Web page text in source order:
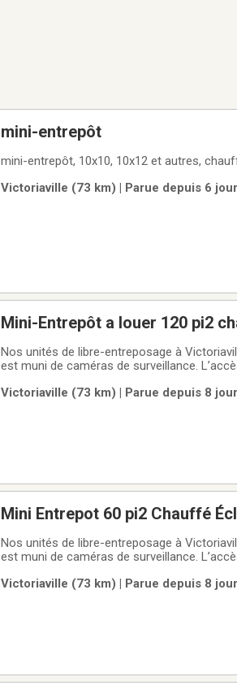
mini-entrepôt
mini-entrepôt, 10x10, 10x12 et autres,
Victoriaville (73 km) | Parue depuis 6
Mini-Entrepôt a louer 120 pi2
Nos unités de libre-entreposage à
est muni de caméras de surveillance.
d'entreposer selon la durée qui
Victoriaville (73 km) | Parue depuis 8
Mini Entrepot 60 pi2 Chauffé
Nos unités de libre-entreposage à
est muni de caméras de surveillance.
d'entreposer selon la durée qui
Victoriaville (73 km) | Parue depuis 8